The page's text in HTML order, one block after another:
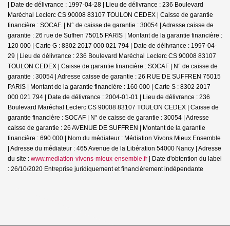
| Date de délivrance : 1997-04-28 | Lieu de délivrance : 236 Boulevard
Maréchal Leclerc CS 90008 83107 TOULON CEDEX | Caisse de garantie
financière : SOCAF. | N° de caisse de garantie : 30054 | Adresse caisse de
garantie : 26 rue de Suffren 75015 PARIS | Montant de la garantie financière :
120 000 | Carte G : 8302 2017 000 021 794 | Date de délivrance : 1997-04-
29 | Lieu de délivrance : 236 Boulevard Maréchal Leclerc CS 90008 83107
TOULON CEDEX | Caisse de garantie financière : SOCAF | N° de caisse de
garantie : 30054 | Adresse caisse de garantie : 26 RUE DE SUFFREN 75015
PARIS | Montant de la garantie financière : 160 000 | Carte S : 8302 2017
000 021 794 | Date de délivrance : 2004-01-01 | Lieu de délivrance : 236
Boulevard Maréchal Leclerc CS 90008 83107 TOULON CEDEX | Caisse de
garantie financière : SOCAF | N° de caisse de garantie : 30054 | Adresse
caisse de garantie : 26 AVENUE DE SUFFREN | Montant de la garantie
financière : 690 000 | Nom du médiateur : Médiation Vivons Mieux Ensemble
| Adresse du médiateur : 465 Avenue de la Libération 54000 Nancy | Adresse
du site : www.mediation-vivons-mieux-ensemble.fr | Date d'obtention du label
: 26/10/2020 Entreprise juridiquement et financièrement indépendante